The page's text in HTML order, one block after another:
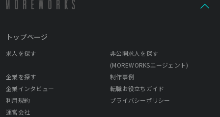
トップページ
求人を探す
非公開求人を探す
(MOREWORKSエージェント)
企業を探す
制作事例
企業インタビュー
転職お役立ちガイド
利用規約
プライバシーポリシー
運営会社